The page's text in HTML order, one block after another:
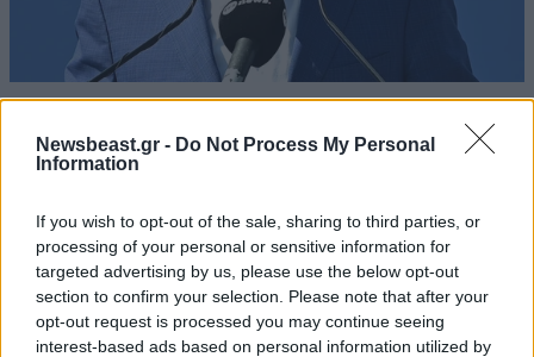
Newsbeast.gr - Do Not Process My Personal
Information
If you wish to opt-out of the sale, sharing to third parties, or
processing of your personal or sensitive information for
targeted advertising by us, please use the below opt-out
section to confirm your selection. Please note that after your
opt-out request is processed you may continue seeing
interest-based ads based on personal information utilized by
Αδ. Γεωργιάδης από Ρόδο: «Σε ενάμιση χρόνο,
το νοσοκομείο θα είναι καινούργιο» – Έρχονται
15 νοσηλευτές και ενισχύεται το Ακτινολογικό